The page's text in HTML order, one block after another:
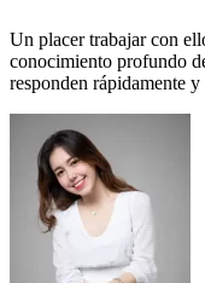
Un placer trabajar con
conocimiento profundo
responden rápidamente